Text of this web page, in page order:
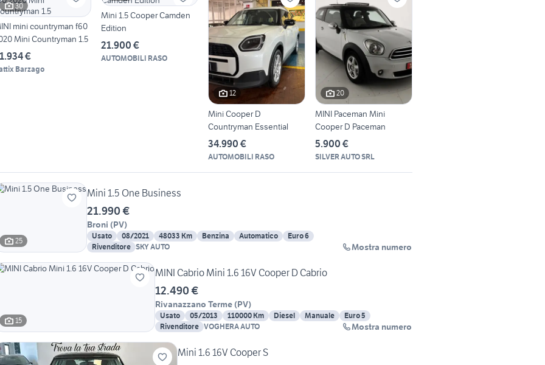
30
mini countryman f60
Mini Countryman 1.5
€
Barzago
Mini 1.5 Cooper Camden
Edition
21.900 €
AUTOMOBILI RASO
12
Mini Cooper D
Countryman Essential
34.990 €
AUTOMOBILI RASO
20
MINI Paceman Mini
Cooper D Paceman
5.900 €
SILVER AUTO SRL
25
Mini 1.5 One Business
21.990 €
Broni (PV)
Usato 08/2021 48033 Km Benzina Automatico
Euro 6
Rivenditore SKY AUTO Mostra numero
15
MINI Cabrio Mini 1.6 16V Cooper D Cabrio
12.490 €
Rivanazzano Terme (PV)
Usato 05/2013 110000 Km Diesel Manuale
Euro 5
Rivenditore VOGHERA AUTO Mostra numero
Mini 1.6 16V Cooper S